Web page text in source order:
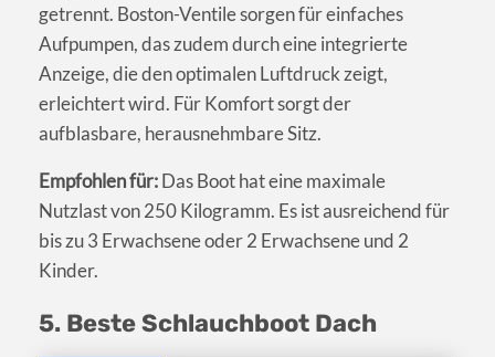
getrennt. Boston-Ventile sorgen für einfaches
Aufpumpen, das zudem durch eine integrierte
Anzeige, die den optimalen Luftdruck zeigt,
erleichtert wird. Für Komfort sorgt der
aufblasbare, herausnehmbare Sitz.
Empfohlen für:Das Boot hat eine maximale
Nutzlast von 250 Kilogramm. Es ist ausreichend für
bis zu 3 Erwachsene oder 2 Erwachsene und 2
Kinder.
5. Beste Schlauchboot Dach